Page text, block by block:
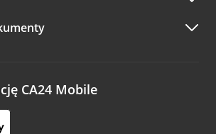
się z nami opinią o wizycie.
CA24 Mobile